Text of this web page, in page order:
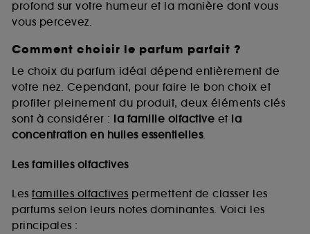
profond sur votre humeur et la manière dont vous
vous percevez.
Comment choisir le parfum parfait ?
Le choix du parfum idéal dépend entièrement de
votre nez. Cependant, pour faire le bon choix et
profiter pleinement du produit, deux éléments clés
sont à considérer : la famille olfactive et la
concentration en huiles essentielles.
Les familles olfactives
Les familles olfactives permettent de classer les
parfums selon leurs notes dominantes. Voici les
principales :
passe.
A l'exception des cookies techniques, le dépôt et la
lecture de ces traceurs requiert votre accord. Vous
pouvez personnaliser vos choix concernant le dépôt
de ces cookies grâce au bouton "personnaliser mes
choix" ci-dessous ou décider de "tout accepter".
Sephora pourra associer les informations de
navigation collectées par ces Cookies, pour les
collectées ou générées lors de votre activité en ligne
sur "continuer sans accepter". Voous pouvez à tout
moment choisir de retirer votrte consentement. Si vous
souhaitez obtenir plus d'information sur les cookies
utilisés, cliquez